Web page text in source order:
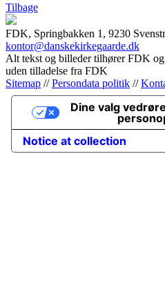
Tilbage
FDK, Springbakken 1, 9230
kontor@danskekirkegaarde.dk
Alt tekst og billeder tilhører FDK
uden tilladelse fra FDK
Sitemap //Persondata politik //
Notice at collection
Dine valg